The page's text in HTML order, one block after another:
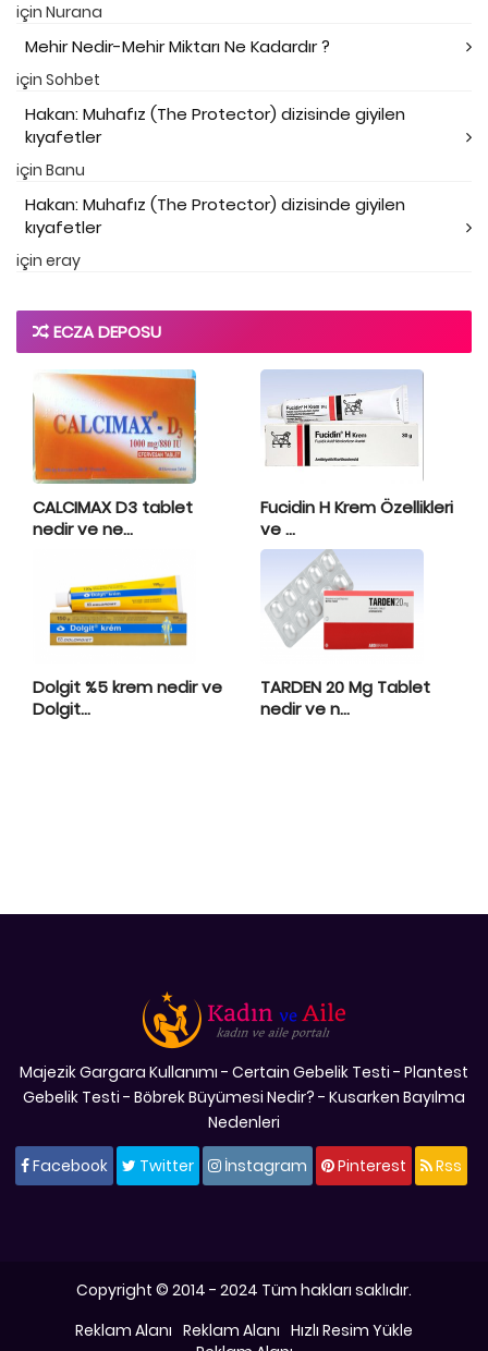
için Nurana
Mehir Nedir-Mehir Miktarı Ne Kadardır ?
için Sohbet
Hakan: Muhafız (The Protector) dizisinde giyilen
kıyafetler
için Banu
Hakan: Muhafız (The Protector) dizisinde giyilen
kıyafetler
için eray
ECZA DEPOSU
CALCIMAX D3 tablet
nedir ve ne...
Fucidin H Krem Özellikleri
ve ...
Dolgit %5 krem nedir ve
Dolgit...
TARDEN 20 Mg Tablet
nedir ve n...
Majezik Gargara Kullanımı - Certain Gebelik Testi - Plantest
Gebelik Testi - Böbrek Büyümesi Nedir? - Kusarken Bayılma
Nedenleri
Facebook
Twitter İnstagram Pinterest Rss
Copyright © 2014 - 2024 Tüm hakları saklıdır.
Reklam Alanı Reklam Alanı Hızlı Resim Yükle